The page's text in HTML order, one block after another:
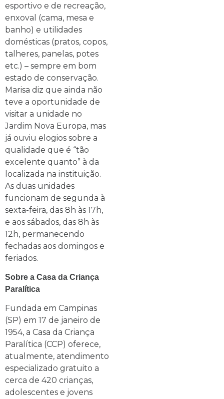
esportivo e de recreação,
enxoval (cama, mesa e
banho) e utilidades
domésticas (pratos, copos,
talheres, panelas, potes
etc.) – sempre em bom
estado de conservação.
Marisa diz que ainda não
teve a oportunidade de
visitar a unidade no
Jardim Nova Europa, mas
já ouviu elogios sobre a
qualidade que é “tão
excelente quanto” à da
localizada na instituição.
As duas unidades
funcionam de segunda à
sexta-feira, das 8h às 17h,
e aos sábados, das 8h às
12h, permanecendo
fechadas aos domingos e
feriados.
Sobre a Casa da Criança
Paralítica
Fundada em Campinas
(SP) em 17 de janeiro de
1954, a Casa da Criança
Paralítica (CCP) oferece,
atualmente, atendimento
especializado gratuito a
cerca de 420 crianças,
adolescentes e jovens